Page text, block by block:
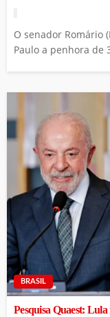
O senador Romário
Paulo a penhora de
BRASIL
Pesquisa Quaest: